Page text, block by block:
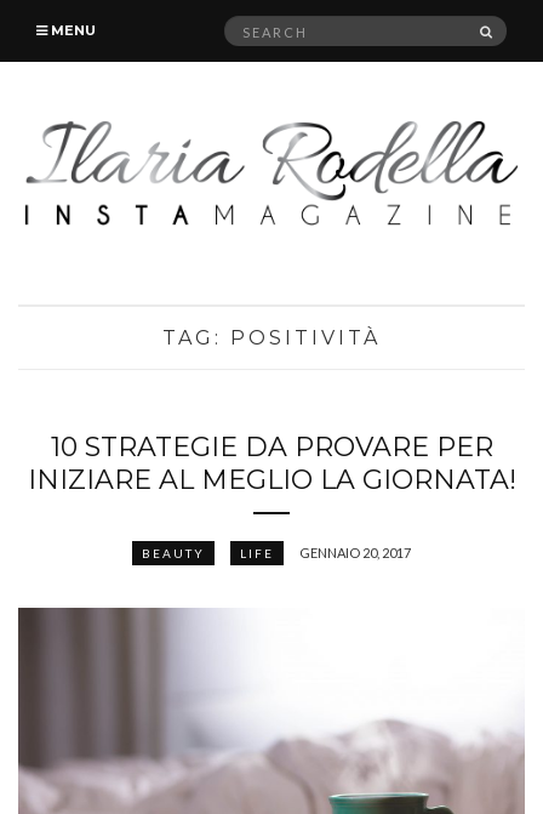
MENU
Search
TAG: POSITIVITÀ
10 STRATEGIE DA PROVARE PER
INIZIARE AL MEGLIO LA GIORNATA!
BEAUTY LIFE GENNAIO 20, 2017